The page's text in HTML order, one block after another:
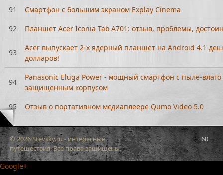
91
Смартфон с большим экраном Explay Cinema
92
Планшет Acer Iconia Tab A701: отзыв, проблемы,
93
Acer выпускает 2-х ядерный планшет на Android 4.1
долларов!
94
Panasonic Eluga Power - мощный смартфон с пыле-влаго
защищенным корпусом
95
Отзыв о портативном медиаплеере Qumo Video 5.0
60
© 2026 Stevsky.ru - интересные
путешествия. Все права защищены.
Google+